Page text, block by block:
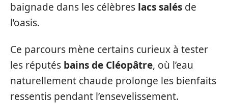
baignade dans les célèbres lacs salés de
l’oasis.
Ce parcours mène certains curieux à tester
les réputés bains de Cléopâtre, où l’eau
naturellement chaude prolonge les bienfaits
ressentis pendant l’ensevelissement.